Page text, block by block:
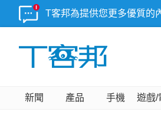
T客邦為提供您更多優質的
新聞 產品 手機 遊戲/